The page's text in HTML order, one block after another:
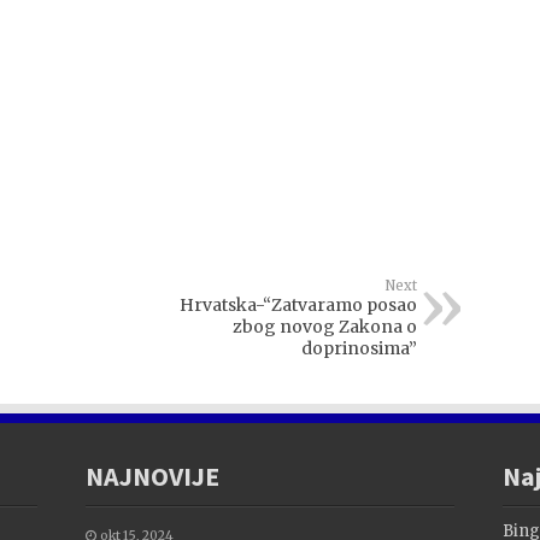
Next
Hrvatska-“Zatvaramo posao
zbog novog Zakona o
doprinosima”
NAJNOVIJE
okt 15, 2024